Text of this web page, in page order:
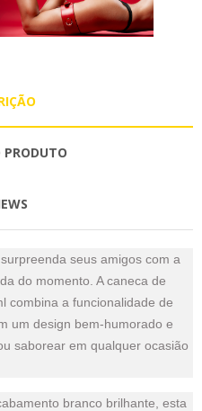
PRODUTO
seus amigos com a
do momento. A caneca de
combina a funcionalidade de
um design bem-humorado e
saborear em qualquer ocasião
branco brilhante, esta